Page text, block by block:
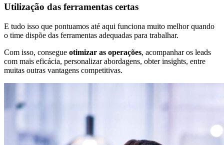
Utilização das ferramentas certas
E tudo isso que pontuamos até aqui funciona muito melhor quando
o time dispõe das ferramentas adequadas para trabalhar.
Com isso, consegue otimizar as operações, acompanhar os leads
com mais eficácia, personalizar abordagens, obter insights, entre
muitas outras vantagens competitivas.